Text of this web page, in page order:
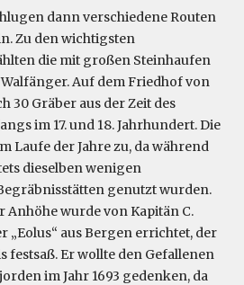
dann verschiedene Routen
Zu den wichtigsten
die mit großen Steinhaufen
Auf dem Friedhof von
30 Gräber aus der Zeit des
im 17. und 18. Jahrhundert. Die
Laufe der Jahre zu, da während
dieselben wenigen
genutzt wurden.
Anhöhe wurde von Kapitän C.
„Eolus“ aus Bergen errichtet, der
festsaß. Er wollte den Gefallenen
im Jahr 1693 gedenken, da